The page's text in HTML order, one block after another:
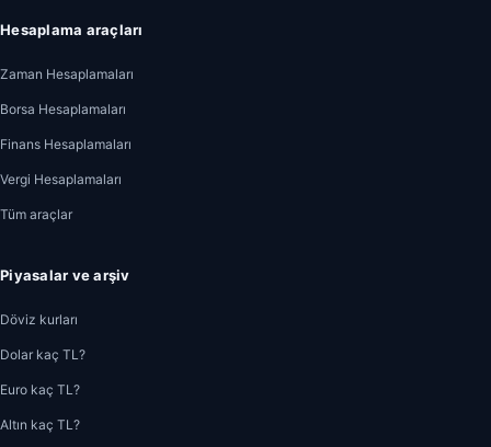
Hesaplama araçları
Zaman Hesaplamaları
Borsa Hesaplamaları
Finans Hesaplamaları
Vergi Hesaplamaları
Tüm araçlar
Piyasalar ve arşiv
Döviz kurları
Dolar kaç TL?
Euro kaç TL?
Altın kaç TL?